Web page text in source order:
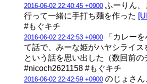
2016-06-02 22:40:45 +0900 ふーりん、
行って一緒に手打ち麺を作った
#もぐキチ
2016-06-02 22:42:53 +0900 「カレー
て話で、みーな姫がハヤシライス
という話を思い出した（数回前
#nicoch2621158 #もぐキチ
2016-06-02 22:42:59 +0900 のじょさ